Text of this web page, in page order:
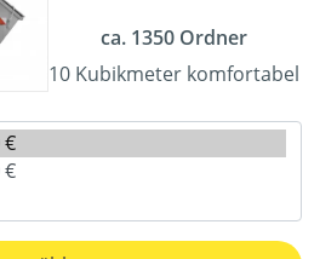
ca. 1350 Ordner
10 Kubikmeter komfortabel